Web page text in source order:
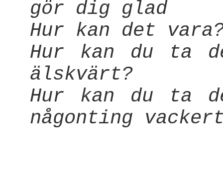
gör dig glad
Hur kan det
Hur kan du ta
älskvärt?
Hur kan du ta
någonting